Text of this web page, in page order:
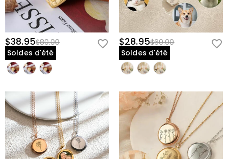
celui que vous aimez près de votre cœur, chaque jour.
Informations sur le collier
Matériau:Cuivre
$38.95$80.00
Soldes d'été
$28.95$60.00
Soldes d'été